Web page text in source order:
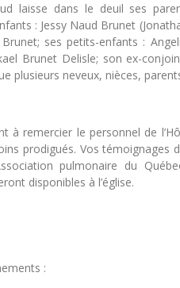
laisse dans le deuil ses
: Jessy Naud Brunet
ses petits-enfants :
Brunet Delisle; son ex-
plusieurs neveux, nièces,
à remercier le personnel de
prodigués. Vos témoignages
pulmonaire du
disponibles à l’église.
: